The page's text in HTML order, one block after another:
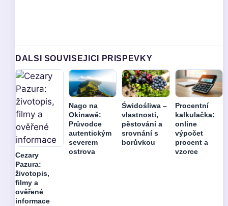
DALSI SOUVISEJICI PRISPEVKY
Cezary
Pazura:
životopis,
filmy a
ověřené
informace
Nago na
Okinawě:
Průvodce
autentickým
severem
ostrova
Świdośliwa –
vlastnosti,
pěstování a
srovnání s
borůvkou
Procentní
kalkulačka:
online
výpočet
procent a
vzorce